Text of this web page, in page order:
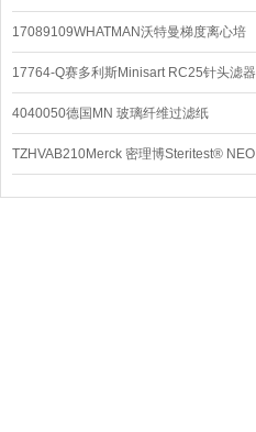
配件
17089109WHATMAN沃特曼梯度离心培
养基
17764-Q赛多利斯Minisart RC25针头滤器
4040050德国MN 玻璃纤维过滤纸
TZHVAB210Merck 密理博Steritest® NEO
设备